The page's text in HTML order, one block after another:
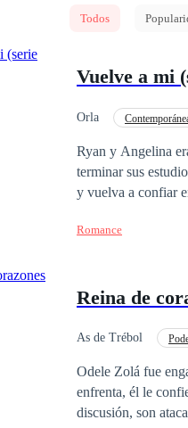
Todos
Vuelve a mi
Orla
Ryan y Angelina
terminar sus
y vuelva a confiar
Romance
Reina de
As de Trébol
Odele Zolá fue
enfrenta, él le
discusión, son atacados